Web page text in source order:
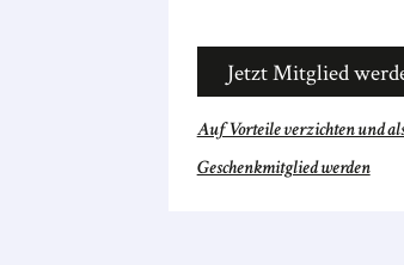
Jetzt Mitglied
Auf Vorteile verzichten und
Geschenkmitglied werden